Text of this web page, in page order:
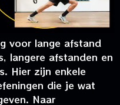
voor lange afstand
langere afstanden en
Hier zijn enkele
die je wat
Naar